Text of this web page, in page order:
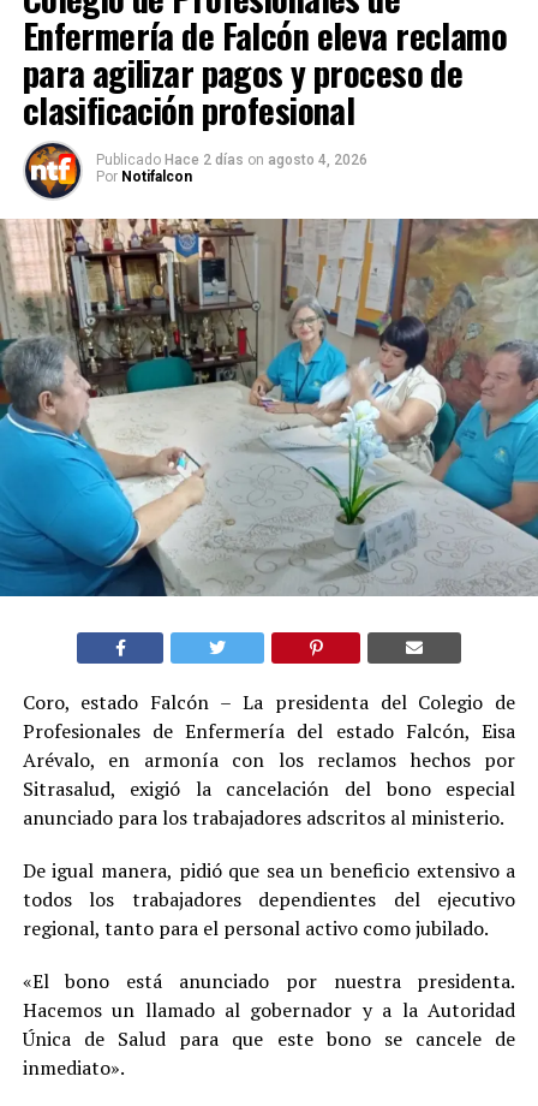
Enfermería de Falcón eleva reclamo
para agilizar pagos y proceso de
clasificación profesional
Publicado Hace 2 días on agosto 4, 2026
Por Notifalcon
Coro, estado Falcón – La presidenta del Colegio de
Profesionales de Enfermería del estado Falcón, Eisa
Arévalo, en armonía con los reclamos hechos por
Sitrasalud, exigió la cancelación del bono especial
anunciado para los trabajadores adscritos al ministerio.
De igual manera, pidió que sea un beneficio extensivo a
todos los trabajadores dependientes del ejecutivo
regional, tanto para el personal activo como jubilado.
«El bono está anunciado por nuestra presidenta.
Hacemos un llamado al gobernador y a la Autoridad
Única de Salud para que este bono se cancele de
inmediato».